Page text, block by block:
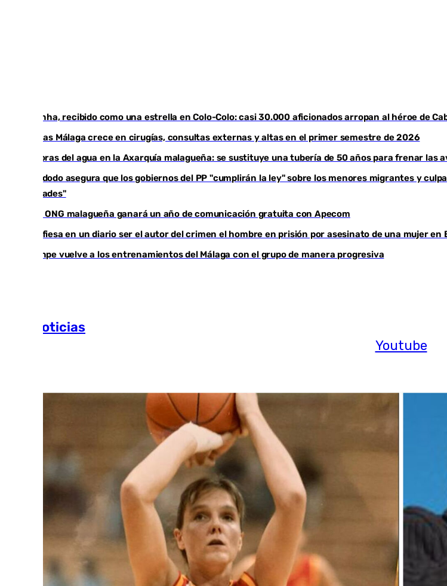
Youtube
Vozinha, recibido como una estrella en Colo-Colo: casi 30.000 aficionados arropan al héroe de
Vithas Málaga crece en cirugías, consultas externas y altas en el primer semestre de 2026
Mejoras del agua en la Axarquía malagueña: se sustituye una tubería de 50 años para frenar las
Bendodo asegura que los gobiernos del PP "cumplirán la ley" sobre los menores migrantes y
comunidades"
Una ONG malagueña ganará un año de comunicación gratuita con Apecom
Confiesa en un diario ser el autor del crimen el hombre en prisión por asesinato de una mujer en
Juanpe vuelve a los entrenamientos del Málaga con el grupo de manera progresiva
Más noticias